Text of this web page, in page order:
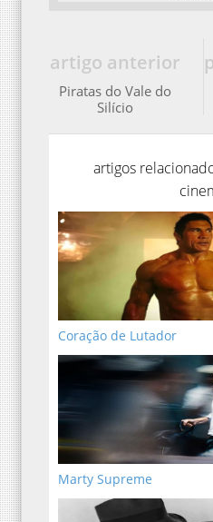
artigo anterior
Piratas do Vale do
Silício
artigos
Coração de Lutador
Marty Supreme